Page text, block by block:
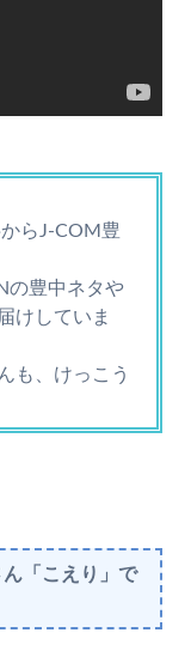
らJ-COM豊
の豊中ネタや
けしていま
も、けっこう
「こえり」で